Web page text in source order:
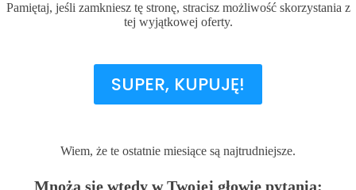
Pamiętaj, jeśli zamkniesz tę stronę, stracisz możliwość skorzystania z
tej wyjątkowej oferty.
SUPER, KUPUJĘ!
Wiem, że te ostatnie miesiące są najtrudniejsze.
Mnożą się wtedy w Twojej głowie pytania: